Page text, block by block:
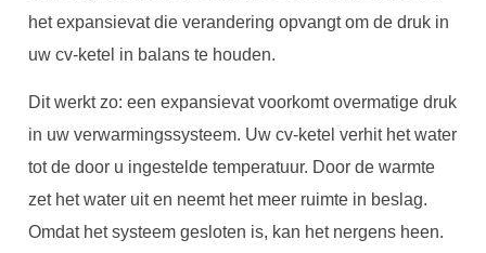
het expansievat die verandering opvangt om de druk in
uw cv-ketel in balans te houden.
Dit werkt zo: een expansievat voorkomt overmatige druk
in uw verwarmingssysteem. Uw cv-ketel verhit het water
tot de door u ingestelde temperatuur. Door de warmte
zet het water uit en neemt het meer ruimte in beslag.
Omdat het systeem gesloten is, kan het nergens heen.